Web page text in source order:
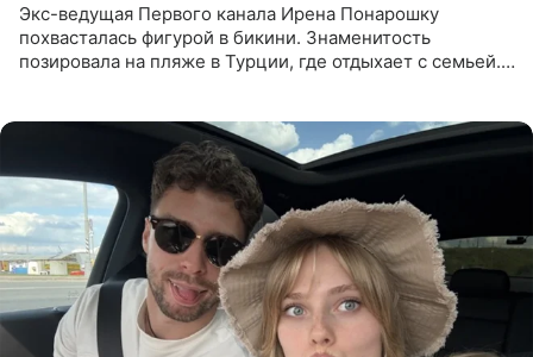
Экс-ведущая Первого канала Ирена Понарошку
похвасталась фигурой в бикини. Знаменитость
позировала на пляже в Турции, где отдыхает с семьей.